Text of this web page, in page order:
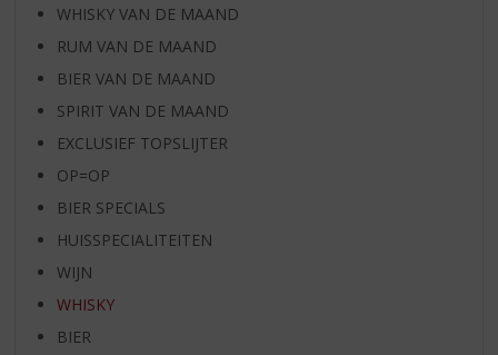
WHISKY VAN DE MAAND
RUM VAN DE MAAND
BIER VAN DE MAAND
SPIRIT VAN DE MAAND
EXCLUSIEF TOPSLIJTER
OP=OP
BIER SPECIALS
HUISSPECIALITEITEN
WIJN
WHISKY
BIER